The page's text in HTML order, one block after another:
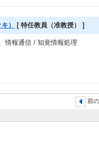
） [ 特任教員（准教授） ]
情報通信 / 知覚情報処理
前